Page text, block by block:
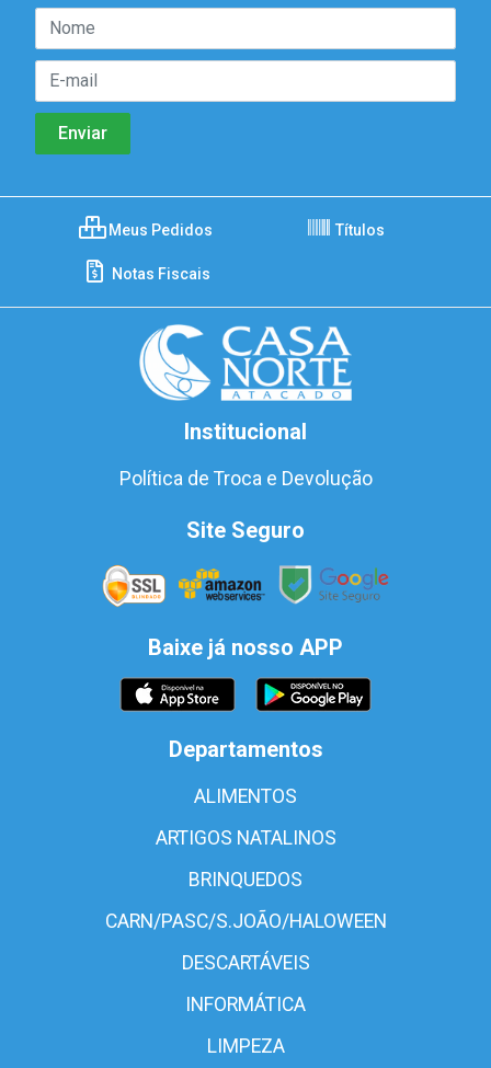
Meus Pedidos Títulos
Notas Fiscais
Institucional
Política de Troca e Devolução
Site Seguro
Baixe já nosso APP
Departamentos
ALIMENTOS
ARTIGOS NATALINOS
BRINQUEDOS
CARN/PASC/S.JOÃO/HALOWEEN
DESCARTÁVEIS
INFORMÁTICA
LIMPEZA